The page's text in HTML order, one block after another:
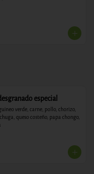
especial
verde, carne, pollo, chorizo,
queso costeño, papa chongo,